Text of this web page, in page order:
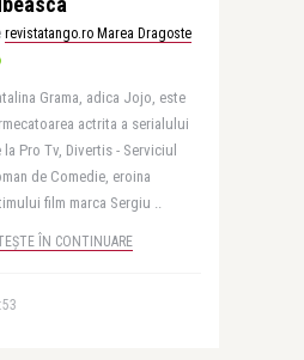
revistatango.ro Marea Dragoste
Grama, adica Jojo, este
actrita a serialului
la Pro Tv, Divertis - Serviciul
de Comedie, eroina
film marca Sergiu ..
ÎN CONTINUARE